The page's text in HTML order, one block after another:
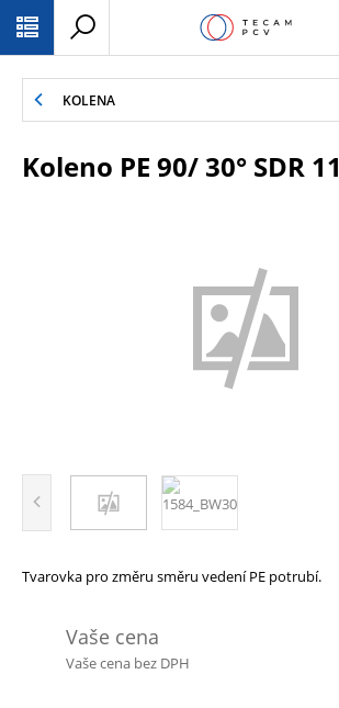
KOLENA
Koleno PE 90/ 30° SDR 11
Tvarovka pro změru směru vedení PE potrubí.
Vaše cena
Vaše cena bez DPH